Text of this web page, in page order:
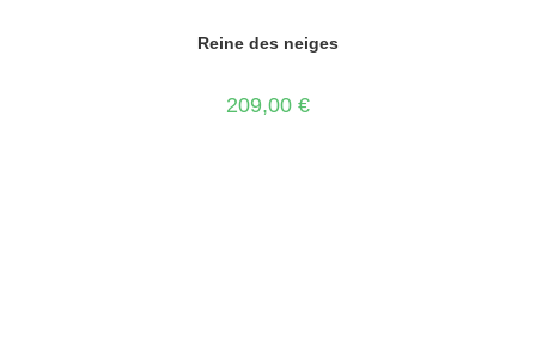
Reine des neiges
209,00 €